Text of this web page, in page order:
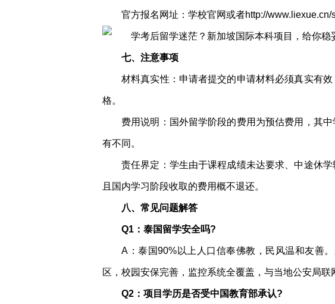
官方报名网址：学校官网或者http://www.liexue.cn/
七、注意事项
材料真实性：申请者提交的申请材料必须真实有
格。
费用说明：国外留学阶段的费用为预估费用，其
有不同。
责任界定：学生由于课程成绩未达要求、中途休
且国内学习阶段收取的费用概不退还。
八、常见问题解答
Q1：泰国留学安全吗?
A：泰国90%以上人口信奉佛教，民风温和友善
区，校园安保完善，监控系统全覆盖，与当地公安局联
Q2：项目学历是否受中国教育部承认?